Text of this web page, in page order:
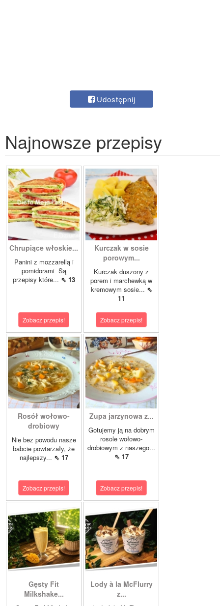
Udostępnij
Najnowsze przepisy
Chrupiące włoskie...
Panini z mozzarellą i
pomidorami Są
przepisy które... ⇖ 13
Zobacz przepis!
Kurczak w sosie
porowym...
Kurczak duszony z
porem i marchewką w
kremowym sosie... ⇖
11
Zobacz przepis!
Rosół wołowo-
drobiowy
Nie bez powodu nasze
babcie powtarzały, że
najlepszy... ⇖ 17
Zobacz przepis!
Zupa jarzynowa z...
Gotujemy ją na dobrym
rosole wołowo-
drobiowym z naszego...
⇖ 17
Zobacz przepis!
Gęsty Fit
Milkshake...
Lody à la McFlurry
z...